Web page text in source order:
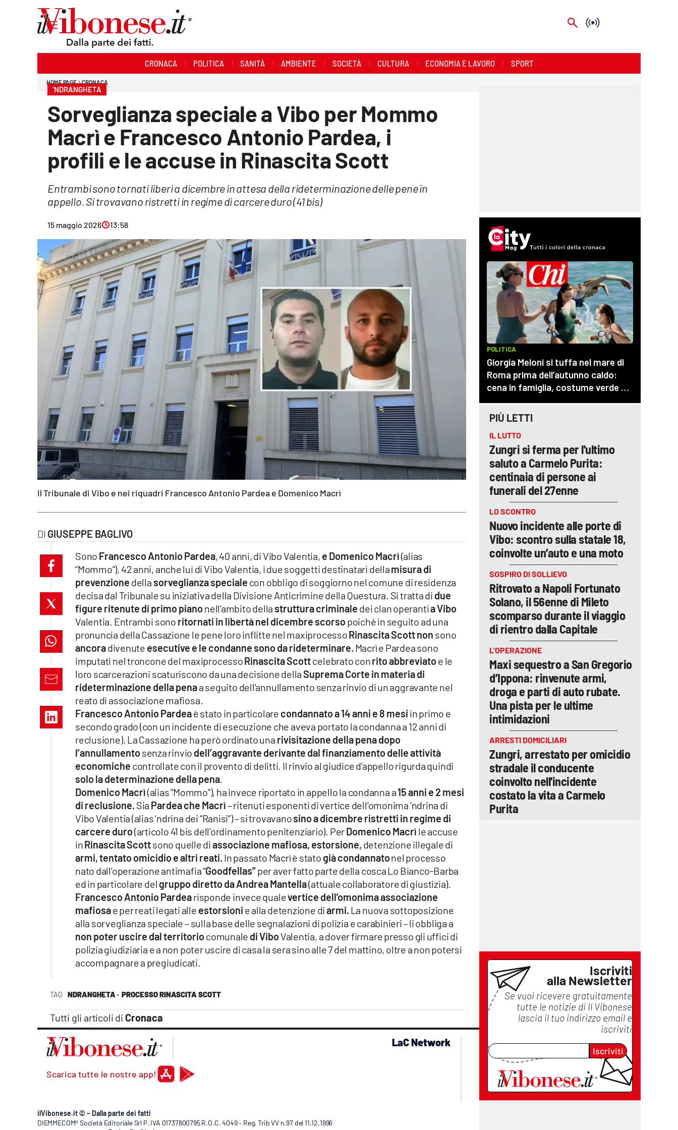
Streaming
cosenzachannel.it
lacapitalenews.it
Vai
CRONACA POLITICA SANITÀ AMBIENTE SOCIETÀ CULTURA ECONOMIA E LAVORO SPORT
HOME PAGE CRONACA
‘NDRANGHETA
Sorveglianza speciale a Vibo per Mommo
Macrì e Francesco Antonio Pardea, i
profili e le accuse in Rinascita Scott
Il Tribunale di Vibo e nei riquadri Francesco Antonio Pardea e Domenico Macrì
Entrambi sono tornati liberi a dicembre in attesa della rideterminazione delle pene in
appello. Si trovavano ristretti in regime di carcere duro (41 bis)
15 maggio 2026 13:58
GIUSEPPE BAGLIVO
TAG NDRANGHETA · PROCESSO RINASCITA SCOTT
Tutti gli articoli di Cronaca
Sono Francesco Antonio Pardea, 40 anni, di Vibo Valentia, e Domenico Macrì(alias
“Mommo”), 42 anni, anche lui di Vibo Valentia, i due soggetti destinatari dellamisura di
prevenzione della sorveglianza speciale con obbligo di soggiorno nel comune di residenza
decisa dal Tribunale su iniziativa della Divisione Anticrimine della Questura. Si tratta di due
figure ritenute di primo pianonell’ambito della struttura criminale dei clan operantia Vibo
Valentia. Entrambi sono ritornati in libertà nel dicembre scorsopoiché in seguito ad una
pronuncia della Cassazione le pene loro inflitte nel maxiprocessoRinascita Scott non sono
ancoradivenute esecutive e le condanne sono da rideterminare. Macrì e Pardea sono
imputati nel troncone del maxiprocessoRinascita Scottcelebrato conrito abbreviatoe le
loro scarcerazioni scaturiscono da una decisione dellaSuprema Corte in materia di
rideterminazione della penaa seguito dell’annullamento senza rinvio di un aggravante nel
reato di associazione mafiosa.
Francesco Antonio Pardeaè stato in particolare condannato a 14 anni e 8 mesi in primo e
secondo grado (con un incidente di esecuzione che aveva portato la condanna a 12 anni di
reclusione). La Cassazione ha però ordinato una rivisitazione della pena dopo
l’annullamentosenza rinvio dell’aggravante derivante dal finanziamento delle attività
economiche controllate con il provento di delitti. Il rinvio al giudice d’appello rigurda quindi
solo la determinazione della pena.
Domenico Macrì(alias “Mommo”), ha invece riportato in appello la condanna a15 anni e 2 mesi
di reclusione. Sia Pardea che Macrì– ritenuti esponenti di vertice dell’omonima ‘ndrina di
Vibo Valentia (alias ‘ndrina dei “Ranisi”) – si trovavanosino a dicembre ristretti in regime di
carcere duro(articolo 41 bis dell’ordinamento penitenziario). PerDomenico Macrì le accuse
inRinascita Scottsono quelle diassociazione mafiosa, estorsione, detenzione illegale di
armi, tentato omicidio e altri reati. In passato Macrì è stato già condannatonel processo
nato dall’operazione antimafia “Goodfellas”per aver fatto parte della cosca Lo Bianco-Barba
ed in particolare del gruppo diretto da Andrea Mantella(attuale collaboratore di giustizia).
Francesco Antonio Pardearisponde invece qualevertice dell’omonima associazione
mafiosae per reati legati alle estorsioni e alla detenzione diarmi. La nuova sottoposizione
alla sorveglianza speciale – sulla base delle segnalazioni di polizia e carabinieri – li obbliga a
non poter uscire dal territoriocomunale di ViboValentia, a dover firmare presso gli uffici di
polizia giudiziaria e a non poter uscire di casa la sera sino alle 7 del mattino, oltre a non potersi
accompagnare a pregiudicati.
PIÙ LETTI
IL LUTTO
Zungri si ferma per l'ultimo
saluto a Carmelo Purita:
centinaia di persone ai
funerali del 27enne
LO SCONTRO
Nuovo incidente alle porte di
Vibo: scontro sulla statale 18,
coinvolte un’auto e una moto
SOSPIRO DI SOLLIEVO
Ritrovato a Napoli Fortunato
Solano, il 56enne di Mileto
scomparso durante il viaggio
di rientro dalla Capitale
L’OPERAZIONE
Maxi sequestro a San Gregorio
d’Ippona: rinvenute armi,
droga e parti di auto rubate.
Una pista per le ultime
intimidazioni
ARRESTI DOMICILIARI
Zungri, arrestato per omicidio
stradale il conducente
coinvolto nell'incidente
costato la vita a Carmelo
Purita
Iscriviti
alla Newsletter
Se vuoi ricevere gratuitamente
tutte le notizie di Il Vibonese
lascia il tuo indirizzo email e
iscriviti
Iscriviti
Scarica tutte le nostre app!
LaC Network
lacplay.it
lactv.it
laconair.it
lacitymag.it
lacapitalenews.it
cosenzachannel.it
catanzarochannel.it
ilVibonese.it © – Dalla parte dei fatti
DIEMMECOM® Società Editoriale Srl P. IVA 01737800795 R.O.C. 4049 – Reg. Trib VV n.97 del 11.12.1996